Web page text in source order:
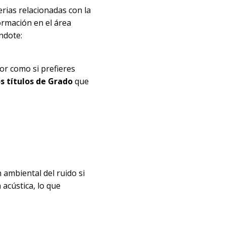
relacionadas con la
en el área
como si prefieres
títulos de Gradoque
del ruido si
lo que